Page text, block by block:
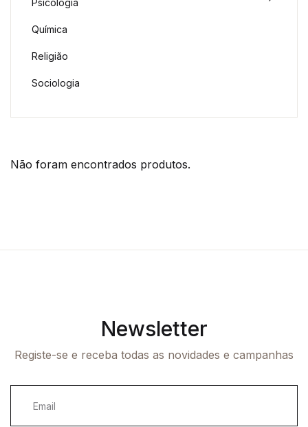
Não foram encontrados produtos.
Psicologia
Química
Religião
Sociologia
Newsletter
Registe-se e receba todas as novidades e campanhas